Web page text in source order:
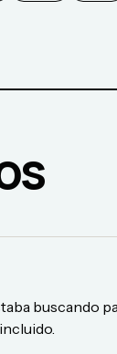
s
buscando